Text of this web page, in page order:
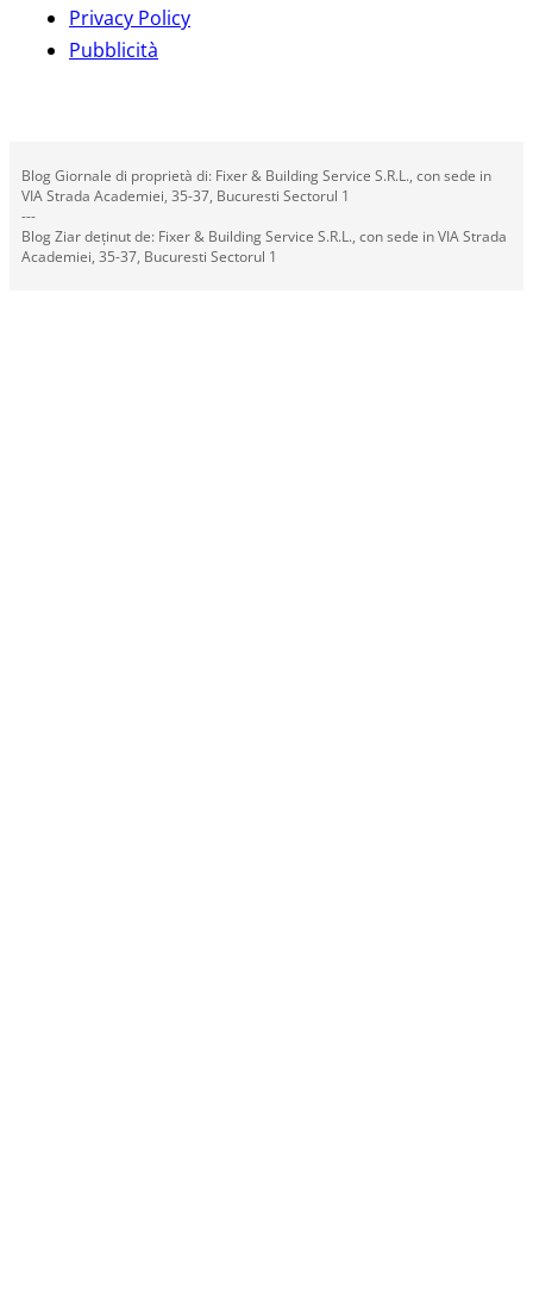
Privacy Policy
Pubblicità
Blog Giornale di proprietà di: Fixer & Building Service S.R.L., con sede in
VIA Strada Academiei, 35-37, Bucuresti Sectorul 1
---
Blog Ziar deținut de: Fixer & Building Service S.R.L., con sede in VIA Strada
Academiei, 35-37, Bucuresti Sectorul 1